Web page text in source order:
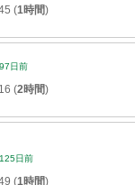
(1時間)
97日前
(2時間)
125日前
(1時間)